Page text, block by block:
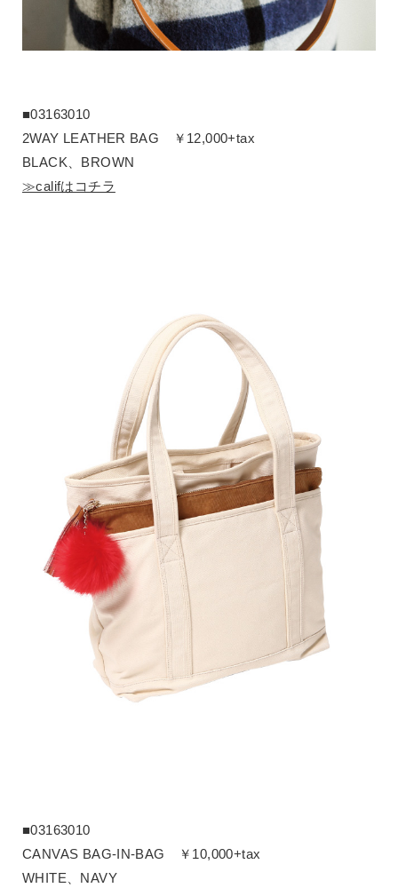
■03163010
2WAY LEATHER BAG ￥12,000+tax
BLACK、BROWN
≫califはコチラ
■03163010
CANVAS BAG-IN-BAG ￥10,000+tax
WHITE、NAVY